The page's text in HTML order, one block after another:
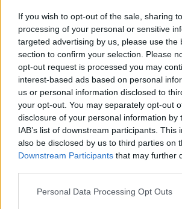
If you wish to opt-out of the sale, sharing
processing of your personal or sensitive
targeted advertising by us, please use the
section to confirm your selection. Please
opt-out request is processed you may
interest-based ads based on personal
us or personal information disclosed to
your opt-out. You may separately opt-out
disclosure of your personal information by
IAB’s list of downstream participants. This
also be disclosed by us to third parties on
Downstream Participants that may further
Personal Data Processing Opt Outs
REKLĀMRAKSTS
No kā ir atkarīgas
izmaksas? Skaidro
PIEMIŅAS STĀSTS
«Todien viņš devās
mammu…» Draugi
Priekulē policista
mākslinieks
REKLĀMRAKSTS
atbrīvoties no nagu